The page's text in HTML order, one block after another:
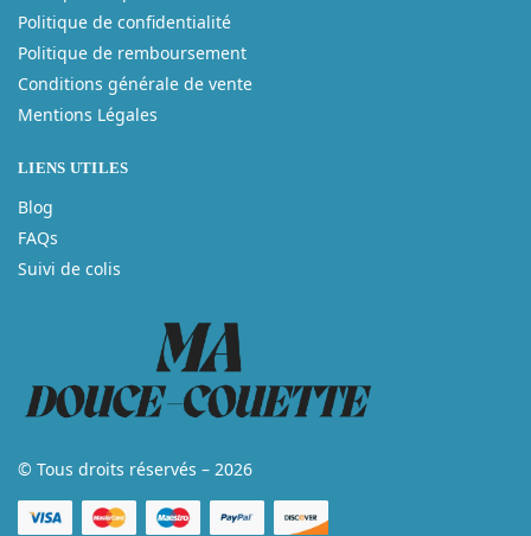
Politique de confidentialité
Politique de remboursement
Conditions générale de vente
Mentions Légales
LIENS UTILES
Blog
FAQs
Suivi de colis
© Tous droits réservés – 2026